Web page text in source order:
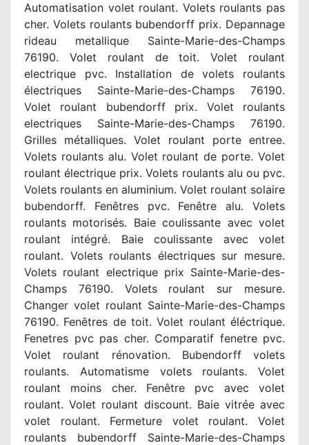
Automatisation volet roulant. Volets roulants pas
cher. Volets roulants bubendorff prix. Depannage
rideau metallique Sainte-Marie-des-Champs
76190. Volet roulant de toit. Volet roulant
electrique pvc. Installation de volets roulants
électriques Sainte-Marie-des-Champs 76190.
Volet roulant bubendorff prix. Volet roulants
electriques Sainte-Marie-des-Champs 76190.
Grilles métalliques. Volet roulant porte entree.
Volets roulants alu. Volet roulant de porte. Volet
roulant électrique prix. Volets roulants alu ou pvc.
Volets roulants en aluminium. Volet roulant solaire
bubendorff. Fenêtres pvc. Fenêtre alu. Volets
roulants motorisés. Baie coulissante avec volet
roulant intégré. Baie coulissante avec volet
roulant. Volets roulants électriques sur mesure.
Volets roulant electrique prix Sainte-Marie-des-
Champs 76190. Volets roulant sur mesure.
Changer volet roulant Sainte-Marie-des-Champs
76190. Fenêtres de toit. Volet roulant éléctrique.
Fenetres pvc pas cher. Comparatif fenetre pvc.
Volet roulant rénovation. Bubendorff volets
roulants. Automatisme volets roulants. Volet
roulant moins cher. Fenêtre pvc avec volet
roulant. Volet roulant discount. Baie vitrée avec
volet roulant. Fermeture volet roulant. Volet
roulants bubendorff Sainte-Marie-des-Champs